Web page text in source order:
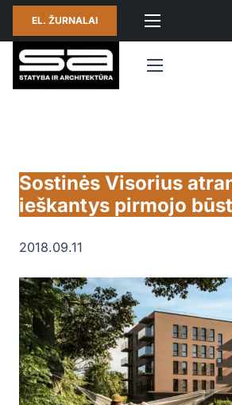
EL. ŽURNALAI
Sostinės Visorius
ieškantys pirmojo
2018.09.11